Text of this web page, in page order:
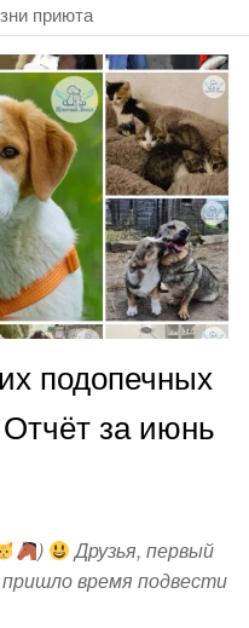
приюта
подопечных
за июнь
)
Друзья, первый
время подвести